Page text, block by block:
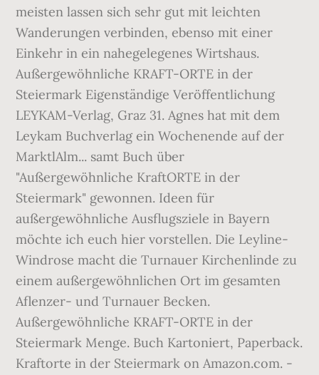
meisten lassen sich sehr gut mit leichten
Wanderungen verbinden, ebenso mit einer
Einkehr in ein nahegelegenes Wirtshaus.
Außergewöhnliche KRAFT-ORTE in der
Steiermark Eigenständige Veröffentlichung
LEYKAM-Verlag, Graz 31. Agnes hat mit dem
Leykam Buchverlag ein Wochenende auf der
MarktlAlm... samt Buch über
"Außergewöhnliche KraftORTE in der
Steiermark" gewonnen. Ideen für
außergewöhnliche Ausflugsziele in Bayern
möchte ich euch hier vorstellen. Die Leyline-
Windrose macht die Turnauer Kirchenlinde zu
einem außergewöhnlichen Ort im gesamten
Aflenzer- und Turnauer Becken.
Außergewöhnliche KRAFT-ORTE in der
Steiermark Menge. Buch Kartoniert, Paperback.
Kraftorte in der Steiermark on Amazon.com. -